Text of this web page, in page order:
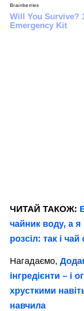
ЧИТАЙ ТАКОЖ:
чайник воду, а
розсіл: так і
Нагадаємо,
інгредієнти – і
хрусткими
навчила